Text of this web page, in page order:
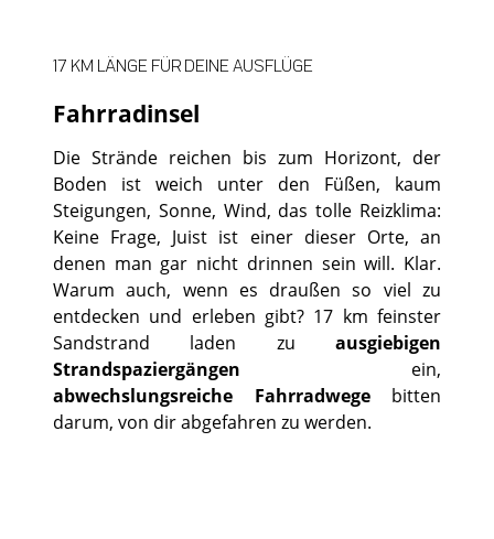
Fahrradinsel
17 KM LÄNGE FÜR DEINE AUSFLÜGE
Die Strände reichen bis zum Horizont, der
Boden ist weich unter den Füßen, kaum
Steigungen, Sonne, Wind, das tolle Reizklima:
Keine Frage, Juist ist einer dieser Orte, an
denen man gar nicht drinnen sein will. Klar.
Warum auch, wenn es draußen so viel zu
entdecken und erleben gibt? 17 km feinster
Sandstrand laden zu ausgiebigen
Strandspaziergängen ein,
abwechslungsreiche Fahrradwegebitten
darum, von dir abgefahren zu werden.